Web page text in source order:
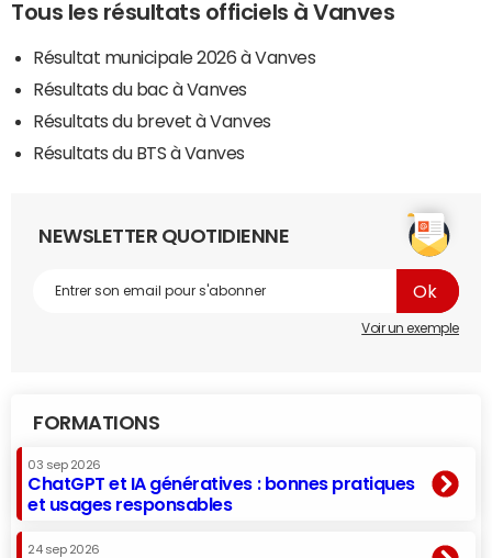
Tous les résultats officiels à Vanves
Résultat municipale 2026 à Vanves
Résultats du bac à Vanves
Résultats du brevet à Vanves
Résultats du BTS à Vanves
NEWSLETTER QUOTIDIENNE
Voir un exemple
FORMATIONS
03 sep 2026
ChatGPT et IA génératives : bonnes pratiques
et usages responsables
24 sep 2026